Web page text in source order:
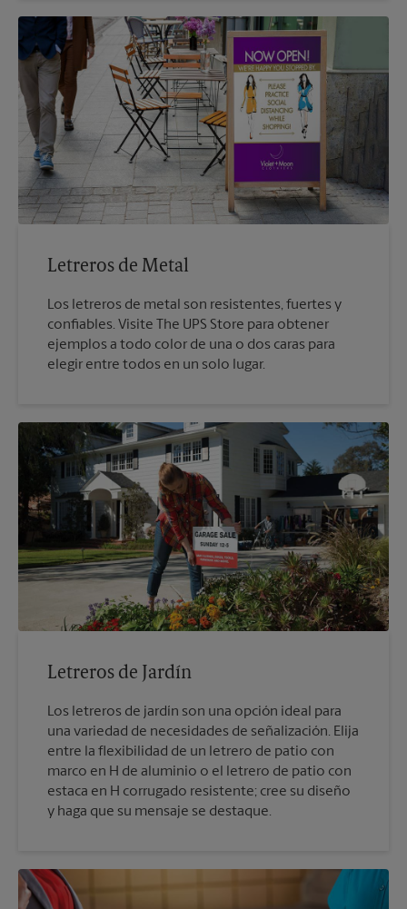
Letreros de Metal
Los letreros de metal son resistentes, fuertes y
confiables. Visite The UPS Store para obtener
ejemplos a todo color de una o dos caras para
elegir entre todos en un solo lugar.
Letreros de Jardín
Los letreros de jardín son una opción ideal para
una variedad de necesidades de señalización. Elija
entre la flexibilidad de un letrero de patio con
marco en H de aluminio o el letrero de patio con
estaca en H corrugado resistente; cree su diseño
y haga que su mensaje se destaque.